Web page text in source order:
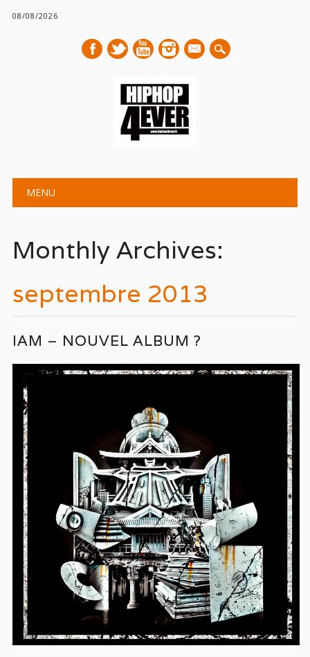
08/08/2026
mail
Main menu
MENU
Monthly Archives:
septembre 2013
IAM – NOUVEL ALBUM ?